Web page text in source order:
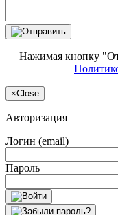
Нажимая кнопку
×Close
Авторизация
Логин (email)
Пароль